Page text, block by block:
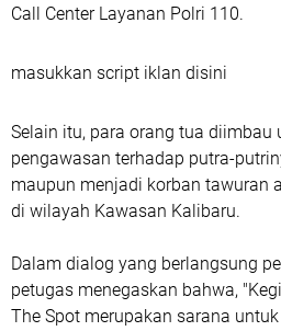
Call Center Layanan Polri 110.
masukkan script iklan disini
Selain itu, para orang tua diimbau
pengawasan terhadap putra-
maupun menjadi korban tawuran
di wilayah Kawasan Kalibaru.
Dalam dialog yang berlangsung
petugas menegaskan bahwa,
The Spot merupakan sarana